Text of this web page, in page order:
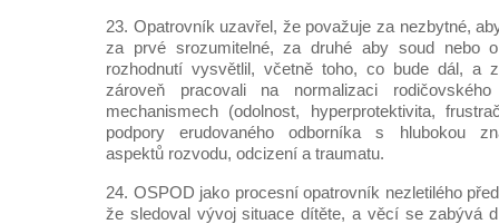
23. Opatrovník uzavřel, že považuje za nezbytné,
za prvé srozumitelné, za druhé aby soud nebo
rozhodnutí vysvětlil, včetně toho, co bude dál, a
zároveň pracovali na normalizaci
mechanismech (odolnost, hyperprotektivita,
podpory erudovaného odborníka s hlubokou
aspektů rozvodu, odcizení a traumatu.
24. OSPOD jako procesní opatrovník nezletilého
že sledoval vývoj situace dítěte, a věcí se zabývá